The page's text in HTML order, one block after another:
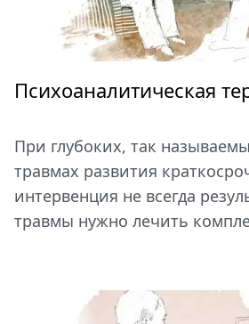
Психоаналитическая
При глубоких, так
травмах развития
интервенция не всегда
травмы нужно лечить